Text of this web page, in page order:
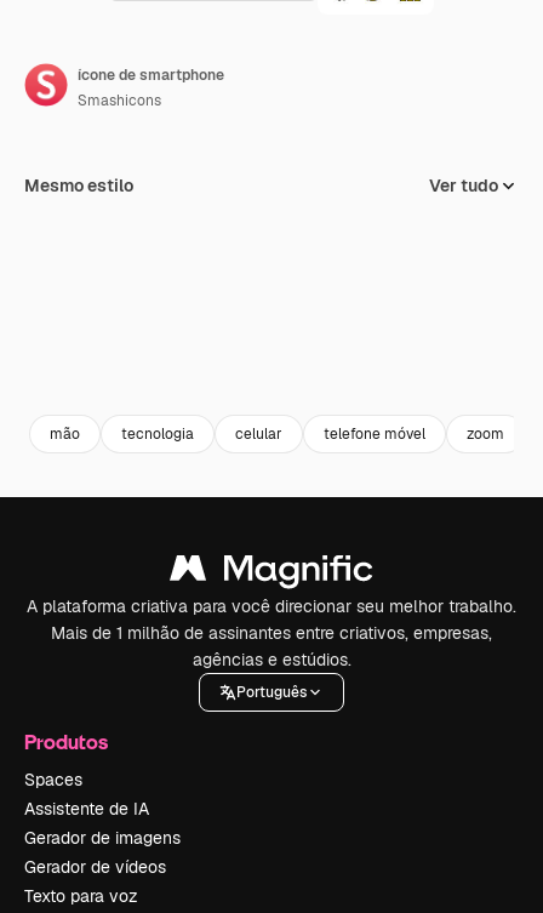
ícone de smartphone
Smashicons
Mesmo estilo Ver tudo
mão tecnologia celular telefone móvel zoom
A plataforma criativa para você direcionar seu melhor trabalho.
Mais de 1 milhão de assinantes entre criativos, empresas,
agências e estúdios.
Português
Produtos
Spaces
Assistente de IA
Gerador de imagens
Gerador de vídeos
Texto para voz